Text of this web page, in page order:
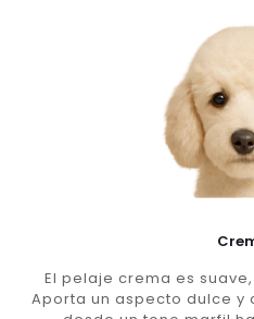
El pelaje crema es
Aporta un aspecto dulce y